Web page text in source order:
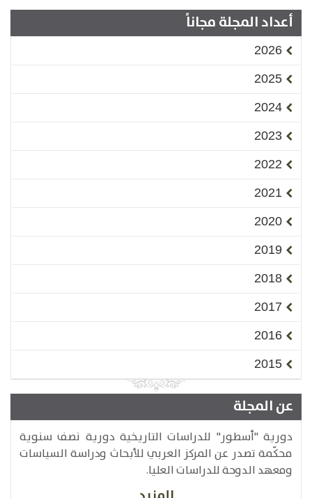
أعداد المجلة مجاناً
2026
2025
2024
2023
2022
2021
2020
2019
2018
2017
2016
2015
عن المجلة
دورية "أسطور" للدراسات التاريخية دورية نصف سنوية
محكّمة تصدر عن المركز العربي للأبحاث ودراسة السياسات
ومعهد الدوحة للدراسات العليا.